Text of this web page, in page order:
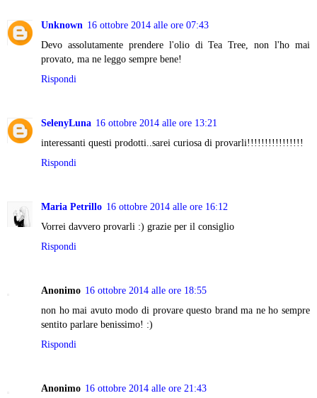
Unknown 16 ottobre 2014 alle ore 07:43
Devo assolutamente prendere l'olio di Tea Tree, non l'ho mai
provato, ma ne leggo sempre bene!
Rispondi
SelenyLuna 16 ottobre 2014 alle ore 13:21
interessanti questi prodotti..sarei curiosa di provarli!!!!!!!!!!!!!!!!
Rispondi
Maria Petrillo 16 ottobre 2014 alle ore 16:12
Vorrei davvero provarli :) grazie per il consiglio
Rispondi
Anonimo 16 ottobre 2014 alle ore 18:55
non ho mai avuto modo di provare questo brand ma ne ho sempre
sentito parlare benissimo! :)
Rispondi
Anonimo 16 ottobre 2014 alle ore 21:43